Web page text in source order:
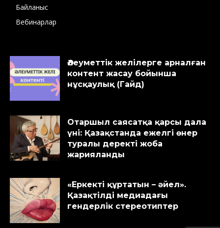
Байланыс
Вебинарлар
Әлеуметтік желілерге арналған
контент жасау бойынша
нұсқаулық (Гайд)
Отаршыл саясатқа қарсы дала
үні: Қазақстанда ежелгі өнер
туралы деректі жоба
жарияланды
«Еркекті құртатын – әйел».
Қазақтілді медиадағы
гендерлік стереотиптер